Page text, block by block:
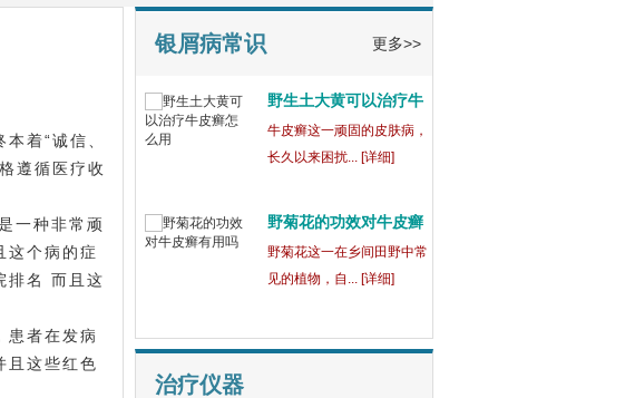
着“诚信、
遵循医疗收
一种非常顽
这个病的症
排名
而且这
者在发病
且这些红色
银屑病常识 更多>>
银屑病这一复杂的皮肤病，
常常让患者们... [详细]
野生土大黄可以治疗牛
牛皮癣这一顽固的皮肤病，
长久以来困扰... [详细]
野菊花的功效对牛皮癣
野菊花这一在乡间田野中常
见的植物，自... [详细]
治疗仪器